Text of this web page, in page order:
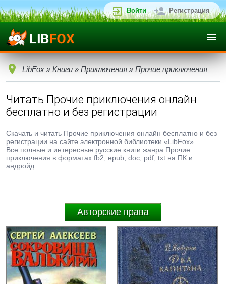
Войти Регистрация
LibFox » Книги » Приключения » Прочие приключения
Читать Прочие приключения онлайн
бесплатно и без регистрации
Скачать и читать Прочие приключения онлайн бесплатно и без
регистрации на сайте электронной библиотеки «LibFox».
Все полные и интересные русские книги жанра Прочие
приключения в форматах fb2, epub, doc, pdf, txt на ПК и
андройд.
Авторские права